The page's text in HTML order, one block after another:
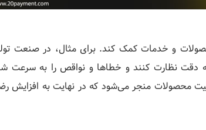
و خدمات کمک کند. برای مثال، در صنعت
دقت نظارت کنند و خطاها و نواقص را به سرعت
محصولات منجر می‌شود که در نهایت به افزایش